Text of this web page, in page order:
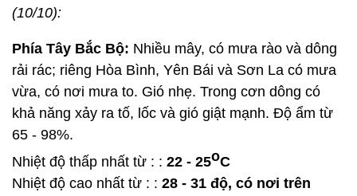
(10/10):
Phía Tây Bắc Bộ: Nhiều mây, có mưa rào và dông
rải rác; riêng Hòa Bình, Yên Bái và Sơn La có mưa
vừa, có nơi mưa to. Gió nhẹ. Trong cơn dông có
khả năng xảy ra tố, lốc và gió giật mạnh. Độ ẩm từ
65 - 98%.
Nhiệt độ thấp nhất từ : : 22 - 25oC
Nhiệt độ cao nhất từ : : 28 - 31 độ, có nơi trên